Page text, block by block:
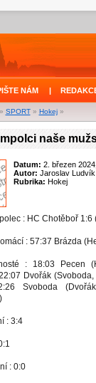
NÁM |
SPORT» Hokej»
naše
Datum: 2. březen
Autor: Jaroslav Ludvík
Rubrika: Hokej
: HC Chotěboř 1:6
: 57:37 Brázda
: 18:03 Pecen
Dvořák
Svoboda
: 3:4
: 0:0